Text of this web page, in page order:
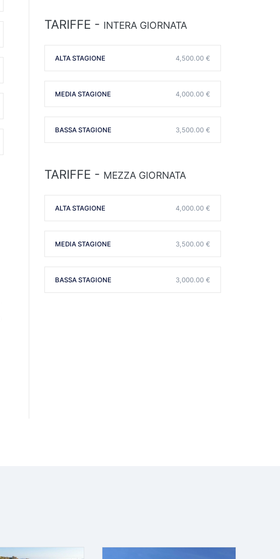
TARIFFE - INTERA GIORNATA
ALTA STAGIONE 4,500.00 €
MEDIA STAGIONE 4,000.00 €
BASSA STAGIONE 3,500.00 €
TARIFFE - MEZZA GIORNATA
ALTA STAGIONE 4,000.00 €
MEDIA STAGIONE 3,500.00 €
BASSA STAGIONE 3,000.00 €